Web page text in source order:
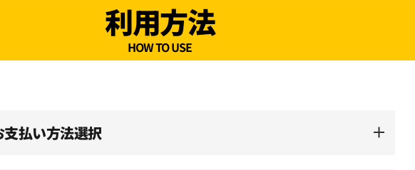
利用方法
HOW TO USE
払い方法選択